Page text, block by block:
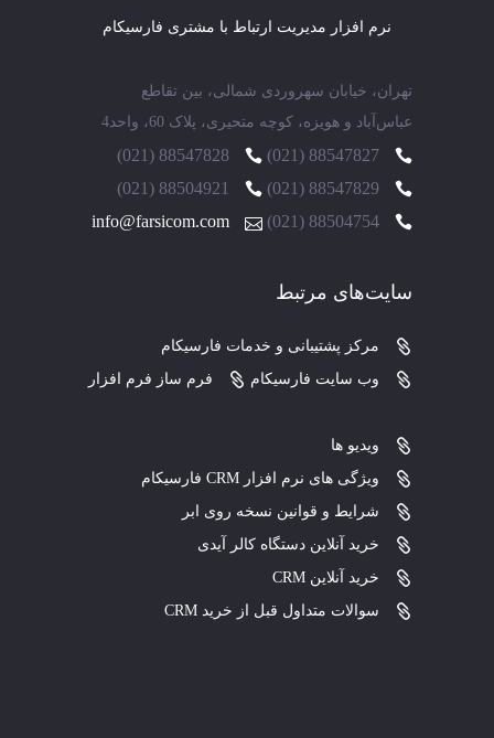
نرم افزار مدیریت ارتباط با مشتری فارسیکام
تهران، خیابان سهروردی شمالی، بین تقاطع
عباس‌آباد و هویزه، کوچه متحیری، پلاک 60، واحد4
88547827 (021)
88547828 (021)
88547829 (021)
88504921 (021)
88504754 (021)
info@farsicom.com
سایت‌های مرتبط
مرکز پشتیبانی و خدمات فارسیکام
وب سایت فارسیکام
فرم ساز فرم افزار
ویدیو ها
ویژگی های نرم افزار CRM فارسیکام
شرایط و قوانین نسخه روی ابر
خرید آنلاین دستگاه کالر آیدی
خرید آنلاین CRM
سوالات متداول قبل از خرید CRM